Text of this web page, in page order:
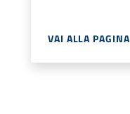
VAI ALLA PAGINA